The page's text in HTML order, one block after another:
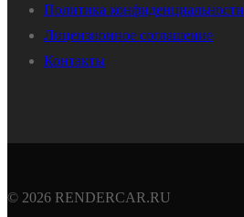
Политика конфиденциальности
Лицензионное соглашение
Контакты
© 2026 RENDERCAR.RU